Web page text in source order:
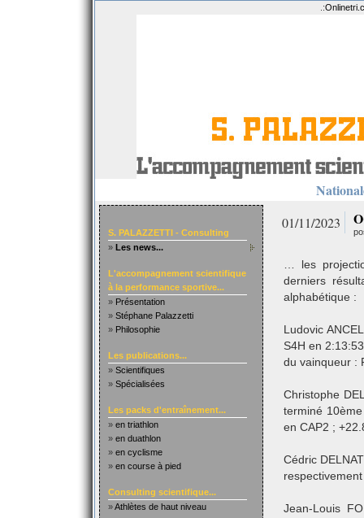
.:
S. PALAZZETTI - Consulting
» Les news...
L'accompagnement scientifique
à la performance sportive...
» Présentation
» Stéphane Palazzetti
» Philosophie
Les publications...
» Scientifiques
» Spécialisées
Les packs d'entraînement...
» en triathlon
» en duathlon
» en cyclisme
» en course à pied
Consulting scientifique...
»Athlètes de haut niveau
01/11/2023
… les
derniers
alphabétique :
Ludovic
S4H en
du vainqueur :
Christophe
terminé
en CAP2 ;
Cédric
Jean-Louis